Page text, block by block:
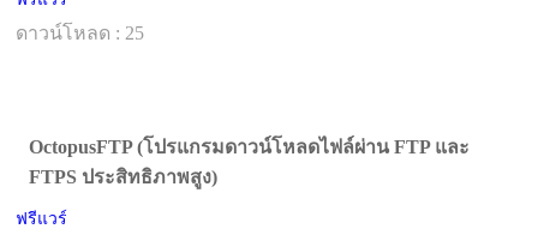
ดาวน์โหลด : 25
OctopusFTP (โปรแกรมดาวน์โหลดไฟล์ผ่าน FTP และ
FTPS ประสิทธิภาพสูง)
ฟรีแวร์